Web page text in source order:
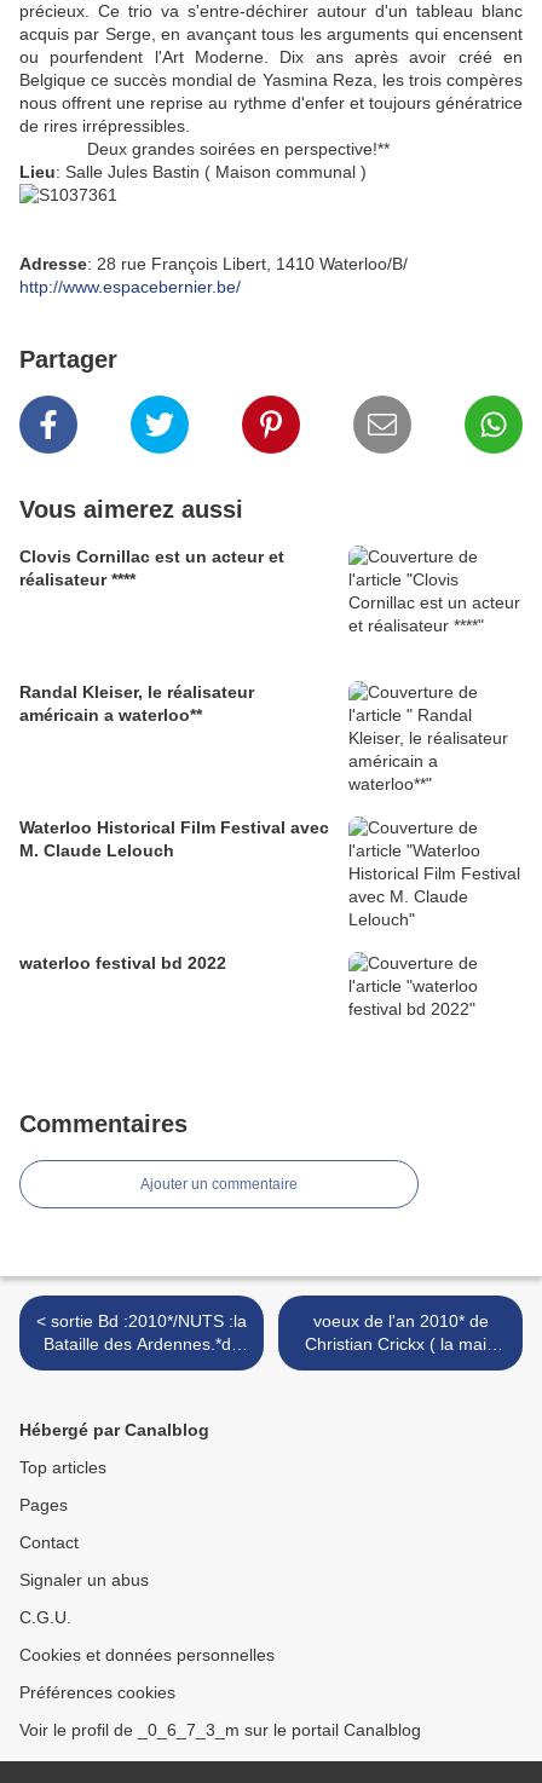
précieux. Ce trio va s'entre-déchirer autour d'un tableau blanc
acquis par Serge, en avançant tous les arguments qui encensent
ou pourfendent l'Art Moderne. Dix ans après avoir créé en
Belgique ce succès mondial de Yasmina Reza, les trois compères
nous offrent une reprise au rythme d'enfer et toujours génératrice
de rires irrépressibles.
Deux grandes soirées en perspective!**
Lieu: Salle Jules Bastin ( Maison communal )
Adresse: 28 rue François Libert, 1410 Waterloo/B/
http://www.espacebernier.be/
Partager
Vous aimerez aussi
Clovis Cornillac est un acteur et
réalisateur ****
Randal Kleiser, le réalisateur
américain a waterloo**
Waterloo Historical Film Festival avec
M. Claude Lelouch
waterloo festival bd 2022
Commentaires
Ajouter un commentaire
< sortie Bd :2010*/NUTS :la
Bataille des Ardennes.*de
Willy Vassaux
voeux de l'an 2010* de
Christian Crickx ( la main
blanche ) >
Hébergé par Canalblog
Top articles
Pages
Contact
Signaler un abus
C.G.U.
Cookies et données personnelles
Préférences cookies
Voir le profil de _0_6_7_3_m sur le portail Canalblog